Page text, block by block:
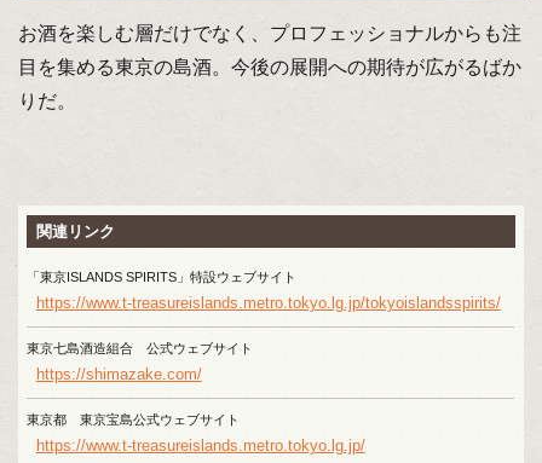
お酒を楽しむ層だけでなく、プロフェッショナルからも注
目を集める東京の島酒。今後の展開への期待が広がるばか
りだ。
関連リンク
「東京ISLANDS SPIRITS」特設ウェブサイト
https://www.t-treasureislands.metro.tokyo.lg.jp/tokyoislandsspirits/
東京七島酒造組合 公式ウェブサイト
https://shimazake.com/
東京都 東京宝島公式ウェブサイト
https://www.t-treasureislands.metro.tokyo.lg.jp/